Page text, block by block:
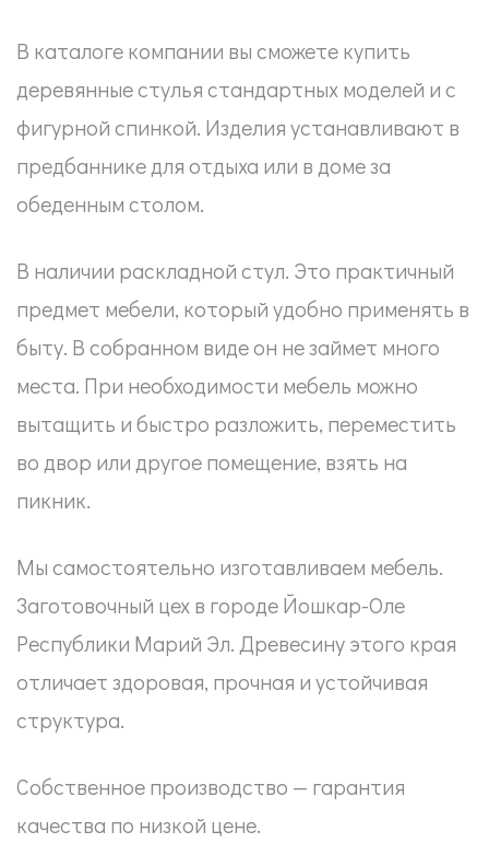
В каталоге компании вы сможете купить
деревянные стулья стандартных моделей и с
фигурной спинкой. Изделия устанавливают в
предбаннике для отдыха или в доме за
обеденным столом.
В наличии раскладной стул. Это практичный
предмет мебели, который удобно применять в
быту. В собранном виде он не займет много
места. При необходимости мебель можно
вытащить и быстро разложить, переместить
во двор или другое помещение, взять на
пикник.
Мы самостоятельно изготавливаем мебель.
Заготовочный цех в городе Йошкар-Оле
Республики Марий Эл. Древесину этого края
отличает здоровая, прочная и устойчивая
структура.
Собственное производство — гарантия
качества по низкой цене.